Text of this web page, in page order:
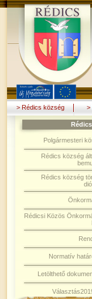
> Rédics község >
Polgármesteri
Rédics község
Rédics község
Rédicsi Közös
Normatív
Letölthető